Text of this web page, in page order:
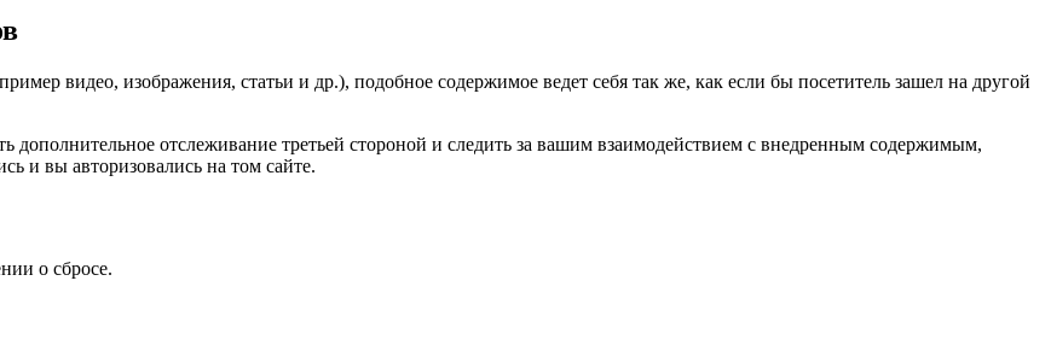
видео, изображения, статьи и др.), подобное содержимое ведет себя так же, как если бы посетитель зашел на другой
дополнительное отслеживание третьей стороной и следить за вашим взаимодействием с внедренным содержимым,
и вы авторизовались на том сайте.
о сбросе.